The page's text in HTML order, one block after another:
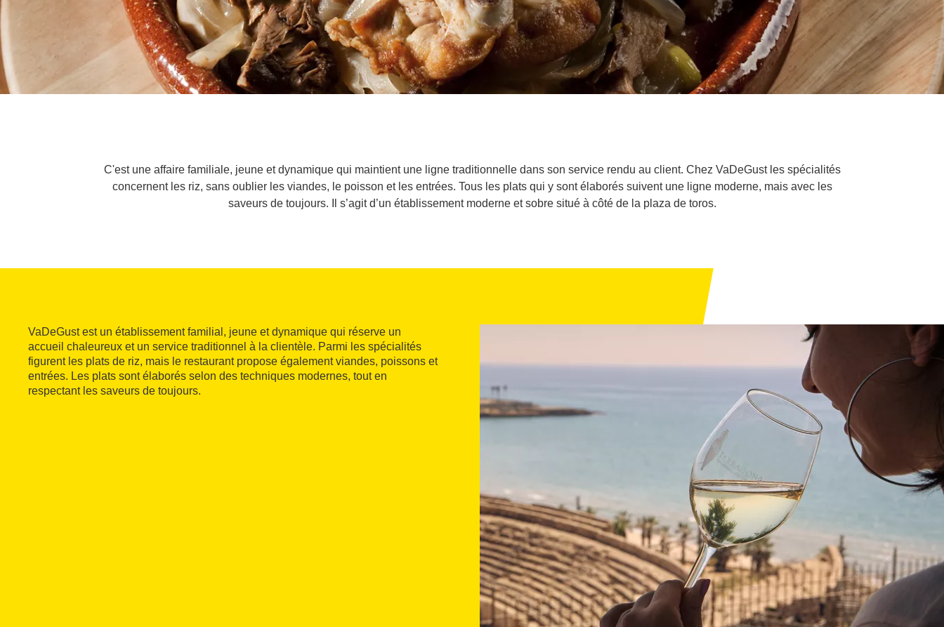
C'est une affaire familiale, jeune et dynamique qui maintient une ligne traditionnelle dans son service rendu au client. Chez VaDeGust les spécialités
concernent les riz, sans oublier les viandes, le poisson et les entrées. Tous les plats qui y sont élaborés suivent une ligne moderne, mais avec les
saveurs de toujours. Il s’agit d’un établissement moderne et sobre situé à côté de la plaza de toros.
VaDeGust est un établissement familial, jeune et dynamique qui réserve un
accueil chaleureux et un service traditionnel à la clientèle. Parmi les spécialités
figurent les plats de riz, mais le restaurant propose également viandes, poissons et
entrées. Les plats sont élaborés selon des techniques modernes, tout en
respectant les saveurs de toujours.